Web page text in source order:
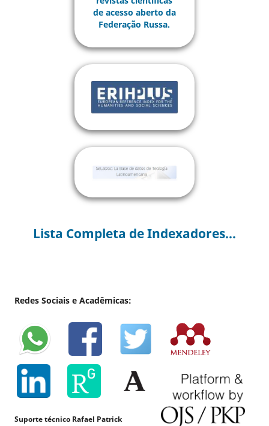
Lista Completa de Indexadores...
Redes Sociais e Acadêmicas:
Suporte técnico Rafael Patrick